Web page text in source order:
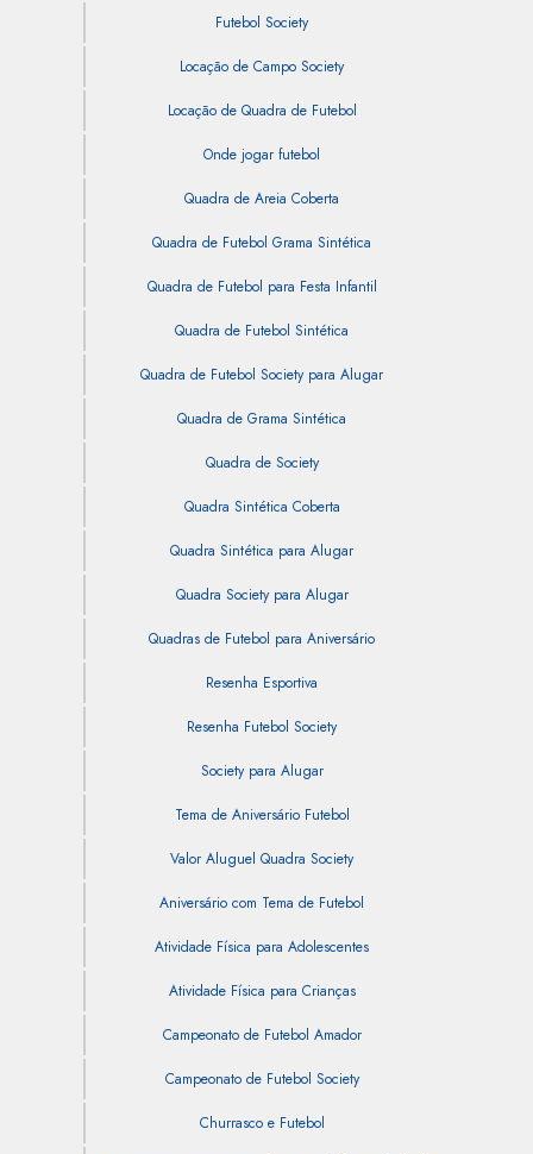
Futebol Society
Locação de Campo Society
Locação de Quadra de Futebol
Onde jogar futebol
Quadra de Areia Coberta
Quadra de Futebol Grama Sintética
Quadra de Futebol para Festa Infantil
Quadra de Futebol Sintética
Quadra de Futebol Society para Alugar
Quadra de Grama Sintética
Quadra de Society
Quadra Sintética Coberta
Quadra Sintética para Alugar
Quadra Society para Alugar
Quadras de Futebol para Aniversário
Resenha Esportiva
Resenha Futebol Society
Society para Alugar
Tema de Aniversário Futebol
Valor Aluguel Quadra Society
Aniversário com Tema de Futebol
Atividade Física para Adolescentes
Atividade Física para Crianças
Campeonato de Futebol Amador
Campeonato de Futebol Society
Churrasco e Futebol